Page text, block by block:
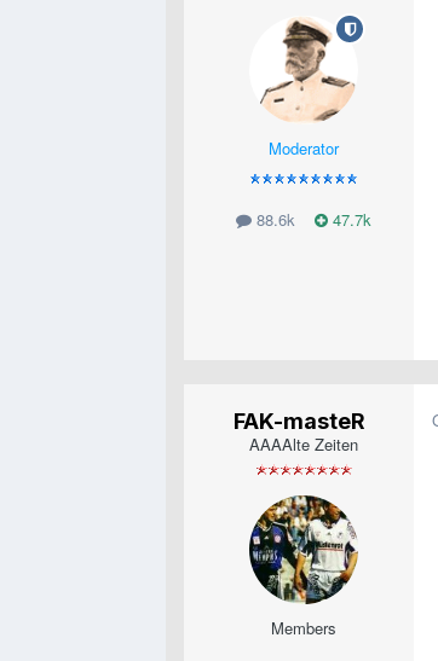
Moderator
88.6k 47.7k
FAK-masteR
AAAAlte Zeiten
Members